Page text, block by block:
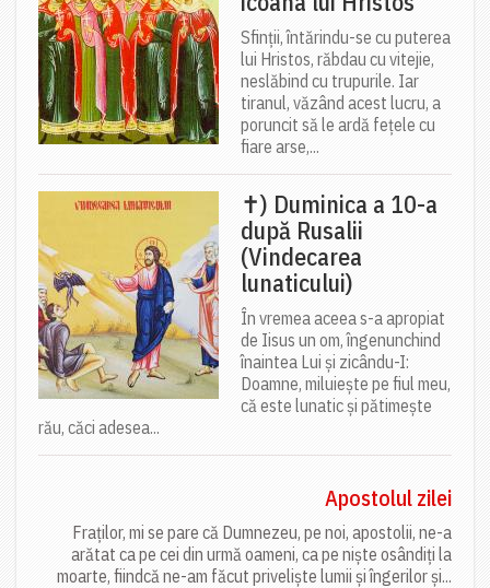
Sfinții, întărindu-se cu puterea
lui Hristos, răbdau cu vitejie,
neslăbind cu trupurile. Iar
tiranul, văzând acest lucru, a
poruncit să le ardă fețele cu
fiare arse,...
✝) Duminica a 10-a
după Rusalii
(Vindecarea
lunaticului)
În vremea aceea s-a apropiat
de Iisus un om, îngenunchind
înaintea Lui și zicându-I:
Doamne, miluiește pe fiul meu,
că este lunatic și pătimește
rău, căci adesea...
Apostolul zilei
Fraților, mi se pare că Dumnezeu, pe noi, apostolii, ne-a
arătat ca pe cei din urmă oameni, ca pe niște osândiți la
moarte, fiindcă ne-am făcut priveliște lumii și îngerilor și...